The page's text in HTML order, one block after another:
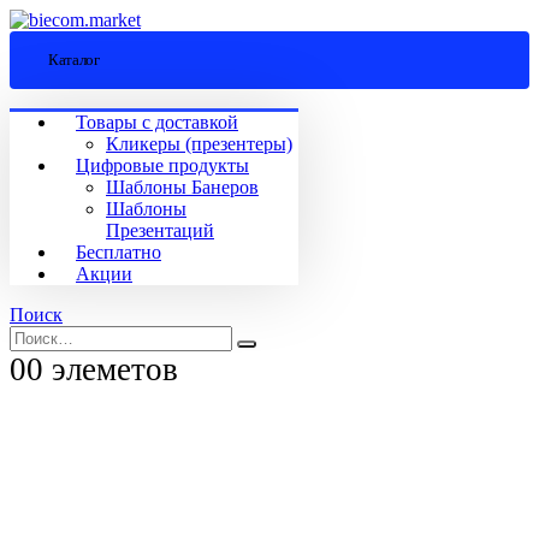
Каталог
Товары с доставкой
Кликеры (презентеры)
Цифровые продукты
Шаблоны Банеров
Шаблоны
Презентаций
Бесплатно
Акции
Поиск
00 элеметов